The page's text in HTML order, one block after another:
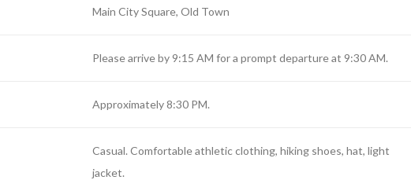
Main City Square, Old Town
Please arrive by 9:15 AM for a prompt departure at 9:30 AM.
Approximately 8:30 PM.
Casual. Comfortable athletic clothing, hiking shoes, hat, light
jacket.